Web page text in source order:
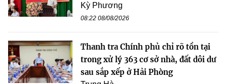
Kỳ Phương
08:22 08/08/2026
Thanh tra Chính phủ chỉ rõ tồn tại
trong xử lý 363 cơ sở nhà, đất dôi dư
sau sắp xếp ở Hải Phòng